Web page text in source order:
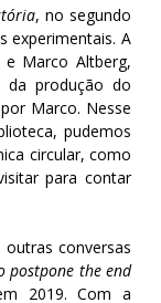
, no segundo
experimentais. A
Marco Altberg,
produção do
Marco. Nesse
pudemos
circular, como
para contar
conversas
postpone the end
2019. Com a